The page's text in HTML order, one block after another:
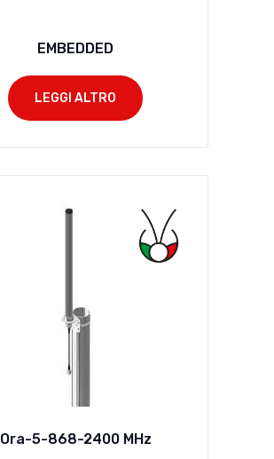
EMBEDDED
LEGGI ALTRO
Ora-5-868-2400 MHz